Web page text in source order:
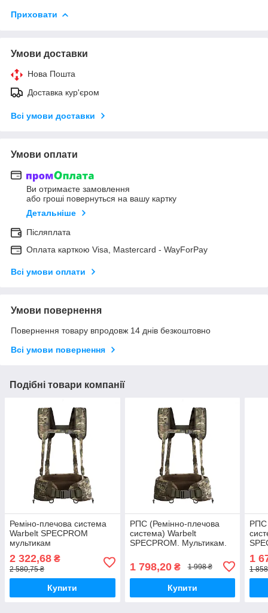
Приховати
Умови доставки
Нова Пошта
Доставка кур'єром
Всі умови доставки
Умови оплати
Ви отримаєте замовлення
або гроші повернуться на вашу картку
Детальніше
Післяплата
Оплата карткою Visa, Mastercard - WayForPay
Всі умови оплати
Умови повернення
Повернення товару впродовж 14 днів безкоштовно
Всі умови повернення
Подібні товари компанії
Реміно-плечова система
Warbelt SPECPROM
мультикам
2 322,68 ₴
2 580,75 ₴
Купити
РПС (Ремінно-плечова
система) Warbelt
SPECPROM. Мультикам.
1 798,20₴ 1 998 ₴
Купити
РПС
1
1